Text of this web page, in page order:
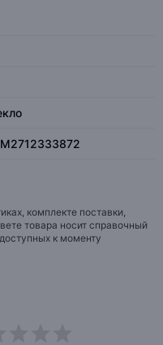
комплекте поставки,
товара носит справочный
к моменту